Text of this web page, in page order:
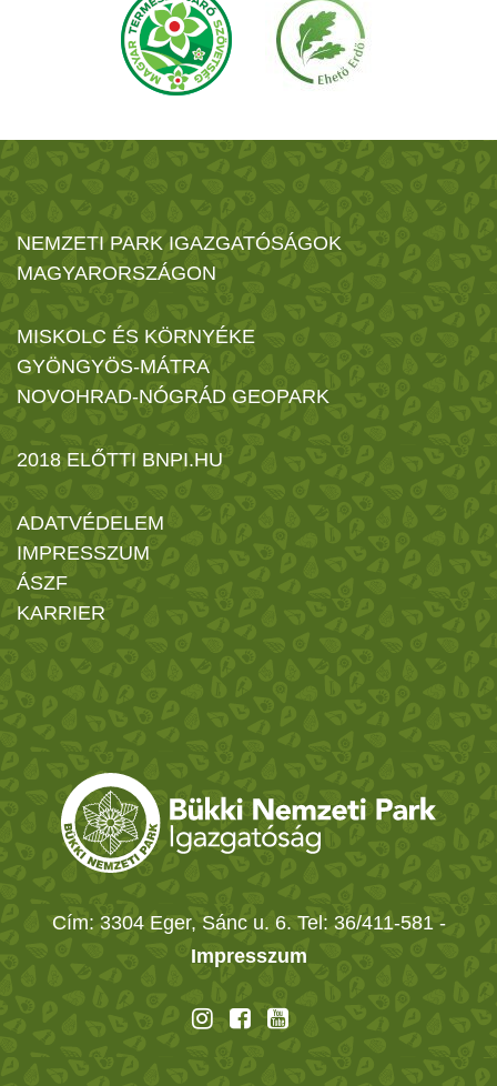
NEMZETI PARK IGAZGATÓSÁGOK
MAGYARORSZÁGON
MISKOLC ÉS KÖRNYÉKE
GYÖNGYÖS-MÁTRA
NOVOHRAD-NÓGRÁD GEOPARK
2018 ELŐTTI BNPI.HU
ADATVÉDELEM
IMPRESSZUM
ÁSZF
KARRIER
Cím: 3304 Eger, Sánc u. 6. Tel: 36/411-581 -
Impresszum